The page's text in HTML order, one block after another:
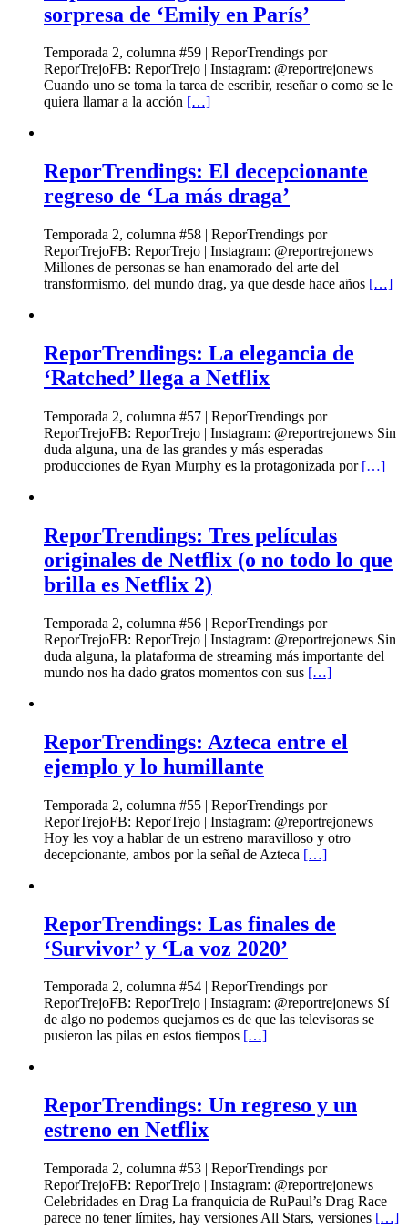
sorpresa de ‘Emily en París’
Temporada 2, columna #59 | ReporTrendings por
ReporTrejoFB: ReporTrejo | Instagram: @reportrejonews
Cuando uno se toma la tarea de escribir, reseñar o como se le
quiera llamar a la acción […]
ReporTrendings: El decepcionante
regreso de ‘La más draga’
Temporada 2, columna #58 | ReporTrendings por
ReporTrejoFB: ReporTrejo | Instagram: @reportrejonews
Millones de personas se han enamorado del arte del
transformismo, del mundo drag, ya que desde hace años […]
ReporTrendings: La elegancia de
‘Ratched’ llega a Netflix
Temporada 2, columna #57 | ReporTrendings por
ReporTrejoFB: ReporTrejo | Instagram: @reportrejonews Sin
duda alguna, una de las grandes y más esperadas
producciones de Ryan Murphy es la protagonizada por […]
ReporTrendings: Tres películas
originales de Netflix (o no todo lo que
brilla es Netflix 2)
Temporada 2, columna #56 | ReporTrendings por
ReporTrejoFB: ReporTrejo | Instagram: @reportrejonews Sin
duda alguna, la plataforma de streaming más importante del
mundo nos ha dado gratos momentos con sus […]
ReporTrendings: Azteca entre el
ejemplo y lo humillante
Temporada 2, columna #55 | ReporTrendings por
ReporTrejoFB: ReporTrejo | Instagram: @reportrejonews
Hoy les voy a hablar de un estreno maravilloso y otro
decepcionante, ambos por la señal de Azteca […]
ReporTrendings: Las finales de
‘Survivor’ y ‘La voz 2020’
Temporada 2, columna #54 | ReporTrendings por
ReporTrejoFB: ReporTrejo | Instagram: @reportrejonews Sí
de algo no podemos quejarnos es de que las televisoras se
pusieron las pilas en estos tiempos […]
ReporTrendings: Un regreso y un
estreno en Netflix
Temporada 2, columna #53 | ReporTrendings por
ReporTrejoFB: ReporTrejo | Instagram: @reportrejonews
Celebridades en Drag La franquicia de RuPaul’s Drag Race
parece no tener límites, hay versiones All Stars, versiones […]